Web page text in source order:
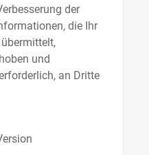
der
die Ihr
und
an Dritte